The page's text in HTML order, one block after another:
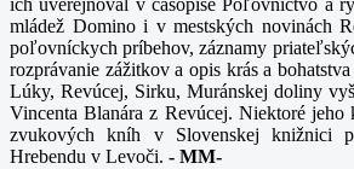
ich uverejňoval v časopise Poľovníctvo a
mládež Domino i v mestských novinách
poľovníckych príbehov, záznamy
rozprávanie zážitkov a opis krás a
Lúky, Revúcej, Sirku, Muránskej doliny
Vincenta Blanára z Revúcej. Niektoré
zvukových kníh v Slovenskej knižnici
Hrebendu v Levoči. - MM-